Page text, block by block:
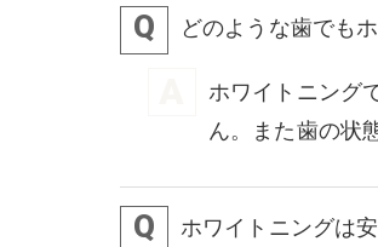
どのような歯でも
ホワイトニング
ん。また歯の状
ホワイトニングは